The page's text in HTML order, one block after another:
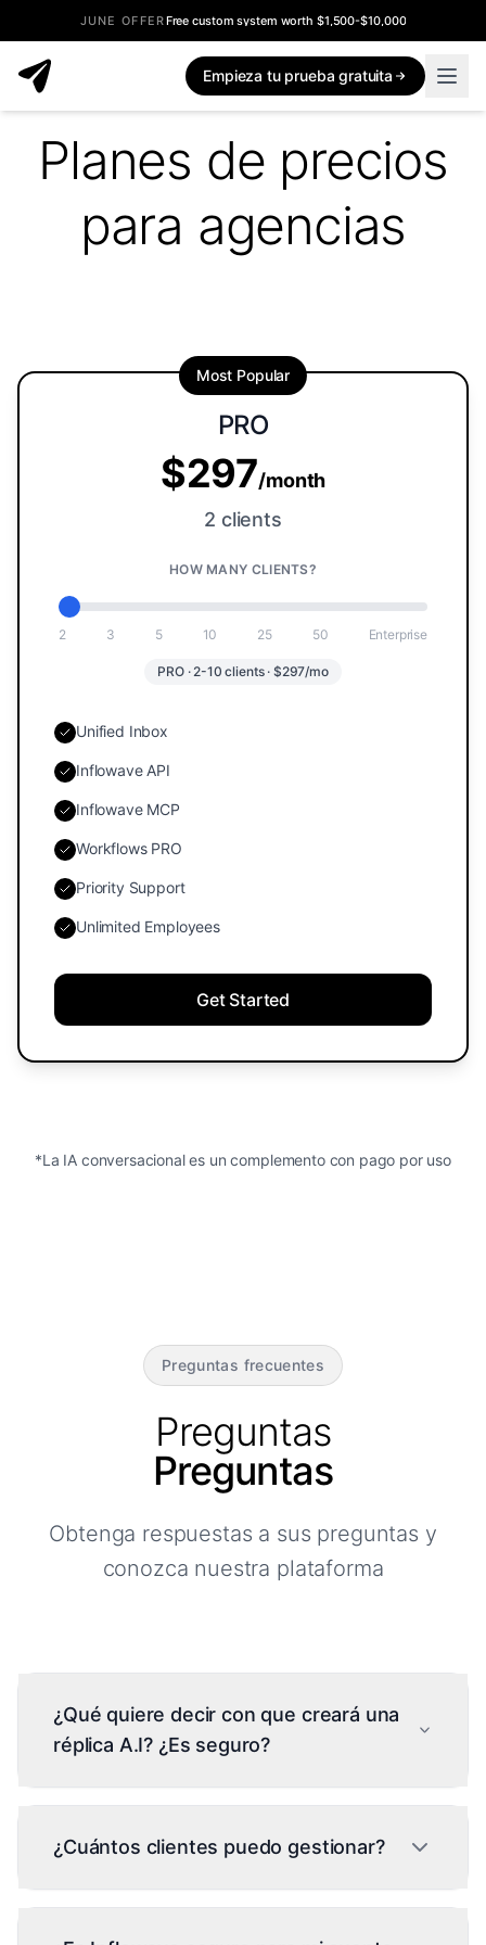
JUNE OFFERFree custom system worth $1,500-$10,000
Empieza tu prueba gratuita
Planes de precios
para agencias
Most Popular
PRO
$297/month
2 clients
HOW MANY CLIENTS?
2 3 5 10 25 50 Enterprise
PRO · 2-10 clients · $297/mo
Unified Inbox
Inflowave API
Inflowave MCP
Workflows PRO
Priority Support
Unlimited Employees
Get Started
*La IA conversacional es un complemento con pago por uso
Preguntas frecuentes
Preguntas
Preguntas
Obtenga respuestas a sus preguntas y
conozca nuestra plataforma
¿Qué quiere decir con que creará una
réplica A.I? ¿Es seguro?
Sí, durante la incorporación elige entre nuestra
su historial de conversaciones. El
explícito. Sus datos se procesan de forma
¿Cuántos clientes puedo gestionar?
Inflowave soporta clientes ilimitados en todos